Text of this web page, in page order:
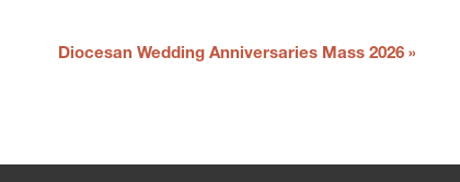
Diocesan Wedding Anniversaries Mass 2026»